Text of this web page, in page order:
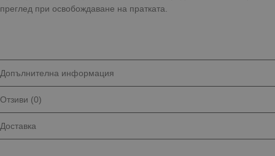
преглед при освобождаване на пратката.
Допълнителна информация
Отзиви (0)
Доставка